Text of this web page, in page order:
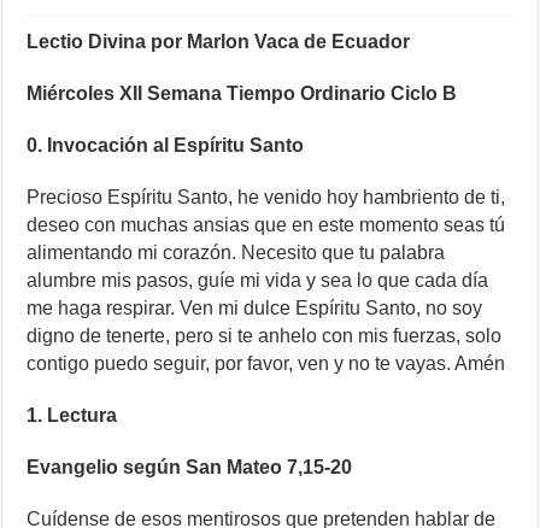
Lectio Divina por Marlon Vaca de Ecuador
Miércoles XII Semana Tiempo Ordinario Ciclo B
0. Invocación al Espíritu Santo
Precioso Espíritu Santo, he venido hoy hambriento de ti,
deseo con muchas ansias que en este momento seas tú
alimentando mi corazón. Necesito que tu palabra
alumbre mis pasos, guíe mi vida y sea lo que cada día
me haga respirar. Ven mi dulce Espíritu Santo, no soy
digno de tenerte, pero si te anhelo con mis fuerzas, solo
contigo puedo seguir, por favor, ven y no te vayas. Amén
1. Lectura
Evangelio según San Mateo 7,15-20
Cuídense de esos mentirosos que pretenden hablar de